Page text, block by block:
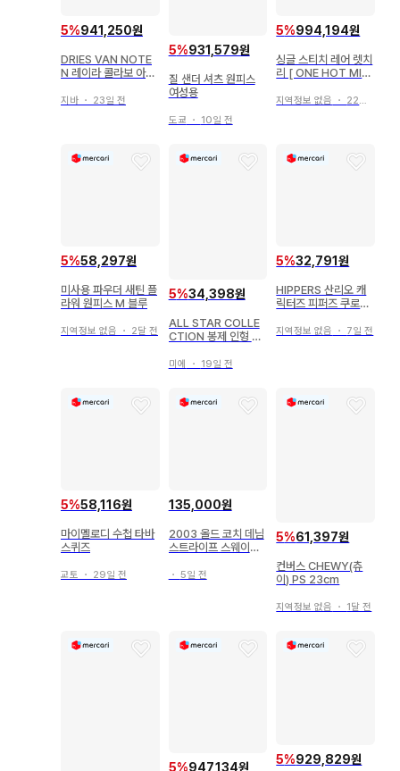
5%941,250원
DRIES VAN NOTE
N 레이라 콜라보 아트
지바 ・ 23일 전
5%931,579원
질 샌더 셔츠 원피스
여성용
도쿄 ・ 10일 전
5%994,194원
싱글 스티치 레어 렛치
리 [ ONE HOT MIN
지역정보 없음 ・ 22일 전
5%58,297원
미사용 파우더 새틴 플
라워 원피스 M 블루
지역정보 없음 ・ 2달 전
5%34,398원
ALL STAR COLLE
CTION 봉제 인형 헤
미에 ・ 19일 전
5%32,791원
HIPPERS 산리오 캐
릭터즈 피퍼즈 쿠로미
지역정보 없음 ・ 7일 전
5%58,116원
마이멜로디 수첩 타바
스퀴즈
교토 ・ 29일 전
135,000원
2003 올드 코치 데님
스트라이프 스웨이드
・ 5일 전
5%61,397원
컨버스 CHEWY(츄
이) PS 23cm
지역정보 없음 ・ 1달 전
5%947,134원
5%929,829원